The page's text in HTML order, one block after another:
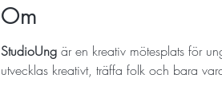
Om
StudioUng är en kreativ mötesplats för
utvecklas kreativt, träffa folk och bara